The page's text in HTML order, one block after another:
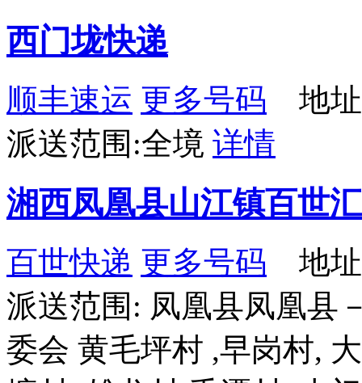
西门垅快递
顺丰速运 更多号码 地址
派送范围:全境 详情
湘西凤凰县山江镇百世
百世快递 更多号码 地址
派送范围: 凤凰县凤凰县
委会 黄毛坪村 ,早岗村,